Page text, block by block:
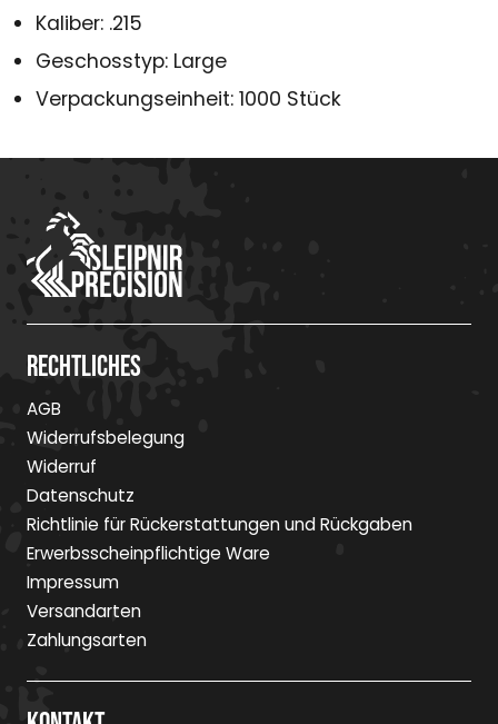
Kaliber: .215
Geschosstyp: Large
Verpackungseinheit: 1000 Stück
Rechtliches
AGB
Widerrufsbelegung
Widerruf
Datenschutz
Richtlinie für Rückerstattungen und Rückgaben
Erwerbsscheinpflichtige Ware
Impressum
Versandarten
Zahlungsarten